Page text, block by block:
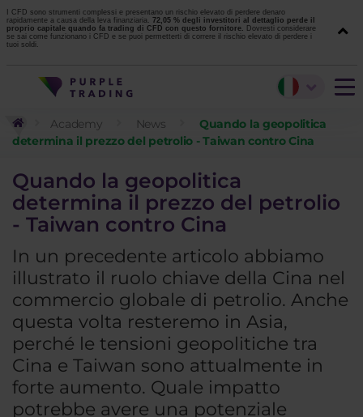
I CFD sono strumenti complessi e presentano un rischio elevato di perdere denaro
rapidamente a causa della leva finanziaria. 72,05 % degli investitori al dettaglio perde il
proprio capitale quando fa trading di CFD con questo fornitore. Dovresti considerare
se sai come funzionano i CFD e se puoi permetterti di correre il rischio elevato di perdere i
tuoi soldi.
Academy News
Quando la geopolitica
determina il prezzo del petrolio - Taiwan contro Cina
Quando la geopolitica
determina il prezzo del petrolio
- Taiwan contro Cina
In un precedente articolo abbiamo
illustrato il ruolo chiave della Cina nel
commercio globale di petrolio. Anche
questa volta resteremo in Asia,
perché le tensioni geopolitiche tra
Cina e Taiwan sono attualmente in
forte aumento. Quale impatto
potrebbe avere una potenziale